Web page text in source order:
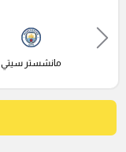
مانشستر سيتي